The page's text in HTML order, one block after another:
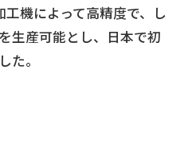
機によって高精度で、し
生産可能とし、日本で初
た。